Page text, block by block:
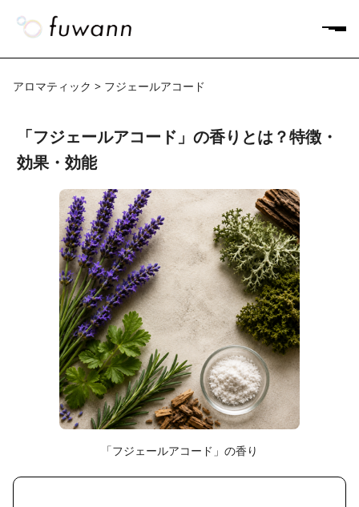
アロマティック > フジェールアコード
「フジェールアコード」の香りとは？特徴・
効果・効能
「フジェールアコード」の香り